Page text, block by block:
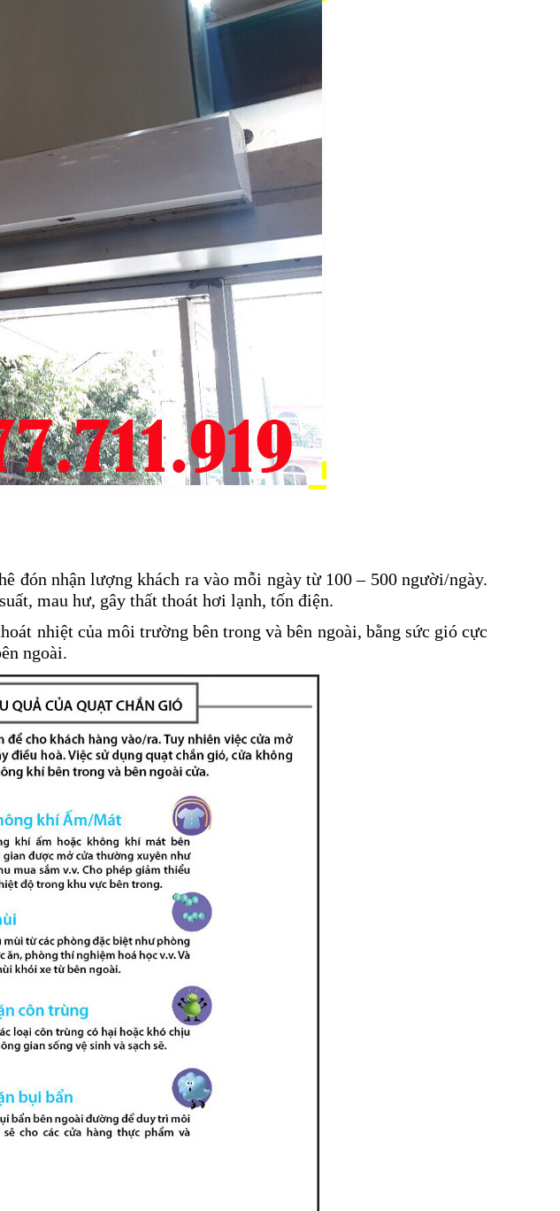
đón nhận lượng khách ra vào mỗi ngày từ 100 – 500 người/ngày.
mau hư, gây thất thoát hơi lạnh, tốn điện.
nhiệt của môi trường bên trong và bên ngoài, bằng sức gió cực
ngoài.